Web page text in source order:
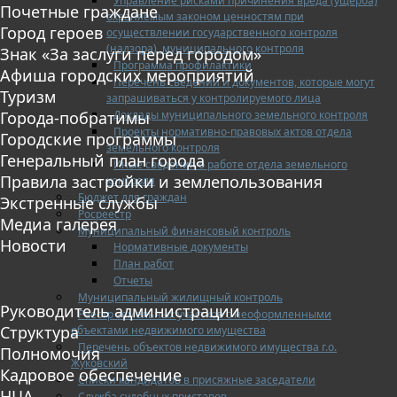
охраняемым законом ценностям при
осуществлении государственного контроля
(надзора), муниципального контроля
Программа профилактики
Перечень сведений и документов, которые могут
запрашиваться у контролируемого лица
Доклады муниципального земельного контроля
Проекты нормативно-правовых актов отдела
земельного контроля
Иные сведения о работе отдела земельного
контроля
Бюджет для граждан
Росреестр
Муниципальный финансовый контроль
Нормативные документы
План работ
Отчеты
Муниципальный жилищный контроль
Реестр земельных участков с неоформленными
объектами недвижимого имущества
Перечень объектов недвижимого имущества г.о.
Жуковский
Списки кандидатов в присяжные заседатели
Почетные граждане
Город героев
Знак «За заслуги перед городом»
Афиша городских мероприятий
Туризм
Города-побратимы
Городские программы
Генеральный план города
Правила застройки и землепользования
Экстренные службы
Медиа галерея
Новости
Руководитель администрации
Структура
Полномочия
Кадровое обеспечение